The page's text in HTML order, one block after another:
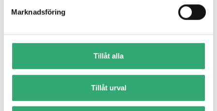
Marknadsföring
Tillåt alla
Tillåt urval
1.8" SATA SSD 3MG2-P